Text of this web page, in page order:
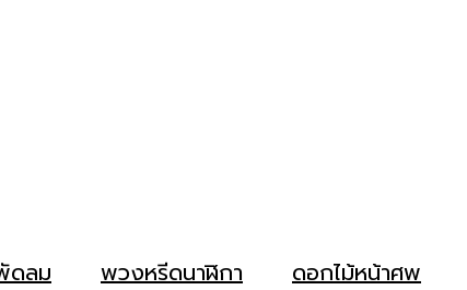
ดลม พวงหรีดนาฬิกา ดอกไม้หน้าศพ